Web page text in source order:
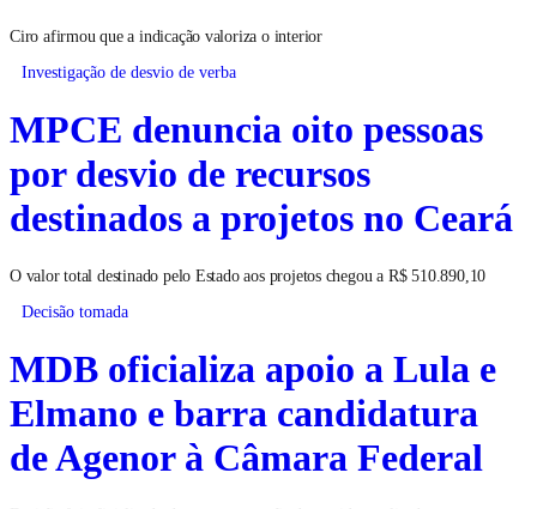
Ciro afirmou que a indicação valoriza o interior
Investigação de desvio de verba
MPCE denuncia oito pessoas
por desvio de recursos
destinados a projetos no Ceará
O valor total destinado pelo Estado aos projetos chegou a R$ 510.890,10
Decisão tomada
MDB oficializa apoio a Lula e
Elmano e barra candidatura
de Agenor à Câmara Federal